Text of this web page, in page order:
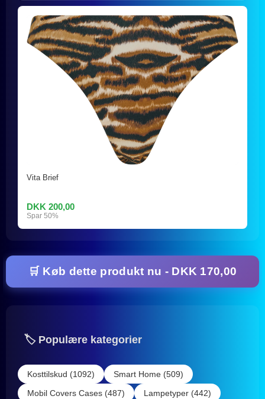
Vita Brief
DKK 200,00
Spar 50%
🛒 Køb dette produkt nu - DKK 170,00
🏷️ Populære kategorier
Kosttilskud (1092)
Smart Home (509)
Mobil Covers Cases (487)
Lampetyper (442)